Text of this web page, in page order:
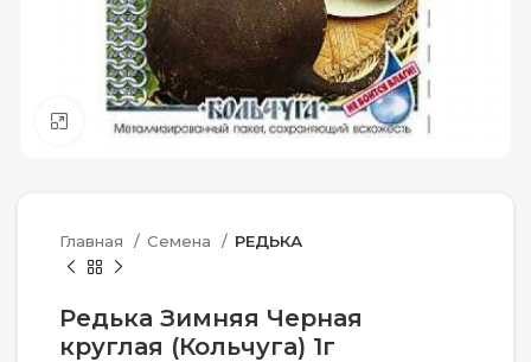
Нажмите, чтобы увеличить
Главная Семена РЕДЬКА
Редька Зимняя Черная
круглая (Кольчуга) 1г